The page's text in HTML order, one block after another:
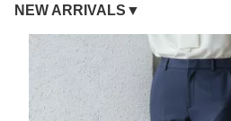
NEW ARRIVALS▼